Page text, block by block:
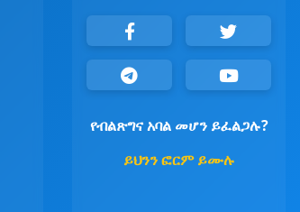
የብልጽግና አባል መሆን ይፈልጋሉ?
ይህንን ፎርም ይሙሉ